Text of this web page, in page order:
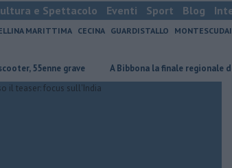
e Spettacolo Eventi Sport Blog
MARITTIMA CECINA GUARDISTALLO
grave A Bibbona la finale regionale del